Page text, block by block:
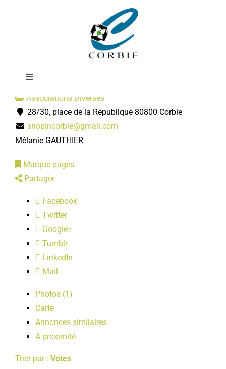
Toggle
Mairie
DÉMARCHES ADMINISTRATIVES
SERVICES MUNICIPAUX
PRATIQUE
PUBLICATIONS
Shop'in Corbie
Associations Diverses
28/30, place de la République 80800 Corbie
shopincorbie@gmail.com
Mélanie GAUTHIER
Marque-pages
Partager
Facebook
Twitter
Google+
Tumblr
LinkedIn
Mail
Photos (1)
Carte
Annonces similaires
A proximité
Trier par : Votes